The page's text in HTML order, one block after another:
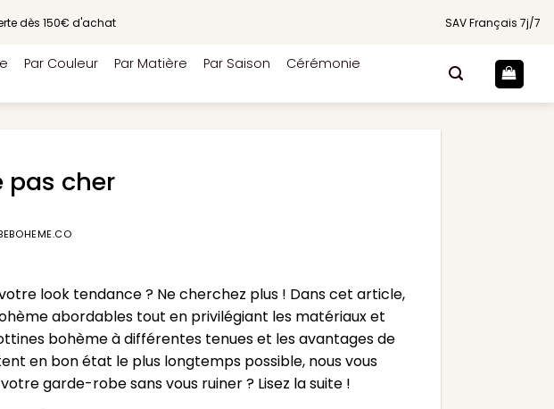
dès 150€ d'achat SAV Français 7j/7
Par Couleur Par Matière Par Saison Cérémonie
cher
look tendance ? Ne cherchez plus ! Dans cet article,
abordables tout en privilégiant les matériaux et
bohème à différentes tenues et les avantages de
en bon état le plus longtemps possible, nous vous
garde-robe sans vous ruiner ? Lisez la suite !